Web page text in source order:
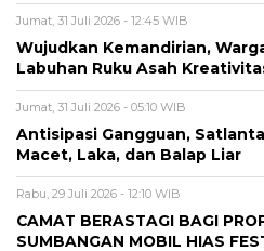
Jumat, 31 Juli 2026 - 12:45 WIB
Wujudkan Kemandirian,
Labuhan Ruku Asah
Jumat, 31 Juli 2026 - 05:10 WIB
Antisipasi Gangguan,
Macet, Laka, dan Balap Liar
Rabu, 29 Juli 2026 - 12:10 WIB
CAMAT BERASTAGI BAGI
SUMBANGAN MOBIL HIAS